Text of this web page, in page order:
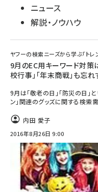
ニュース
解説・ノウハウ
ヤフーの検索ニーズから学ぶ「トレ
9月のEC用キーワード対策は
校行事」「年末商戦」も忘れ
9月は「敬老の日」「防災の日」
ン」関連のグッズに関する検索
内田 愛子
2016年8月26日 9:00